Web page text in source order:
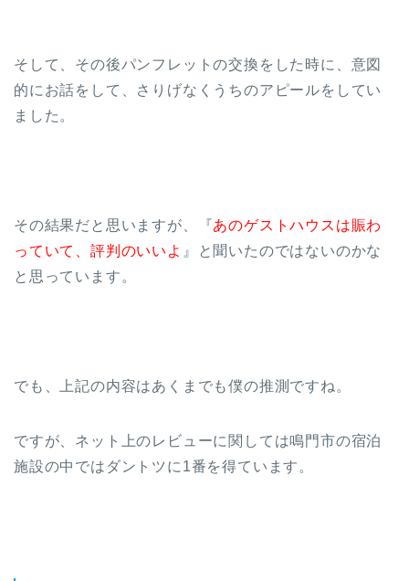
そして、その後パンフレットの交換をした時に、意図
的にお話をして、さりげなくうちのアピールをしてい
ました。
その結果だと思いますが、『あのゲストハウスは賑わ
っていて、評判のいいよ 』と聞いたのではないのかな
と思っています。
でも、上記の内容はあくまでも僕の推測ですね。
ですが、ネット上のレビューに関しては鳴門市の宿泊
施設の中ではダントツに1番を得ています。